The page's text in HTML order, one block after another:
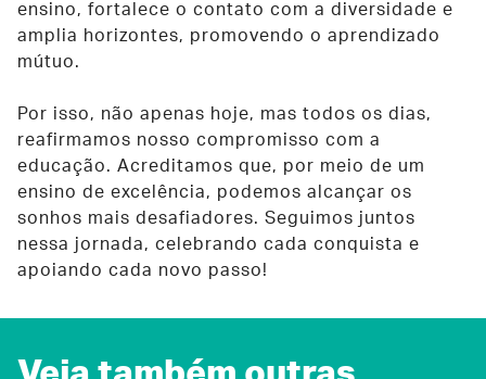
ensino, fortalece o contato com a diversidade e
amplia horizontes, promovendo o aprendizado
mútuo.
Por isso, não apenas hoje, mas todos os dias,
reafirmamos nosso compromisso com a
educação. Acreditamos que, por meio de um
ensino de excelência, podemos alcançar os
sonhos mais desafiadores. Seguimos juntos
nessa jornada, celebrando cada conquista e
apoiando cada novo passo!